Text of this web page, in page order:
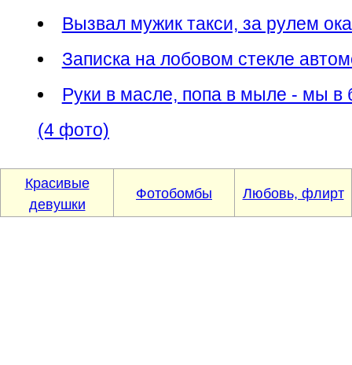
Вызвал мужик такси, за рулем
Записка на лобовом стекле
Руки в масле, попа в мыле - мы в
(4 фото)
Красивые
девушки
Фотобомбы Любовь, флирт